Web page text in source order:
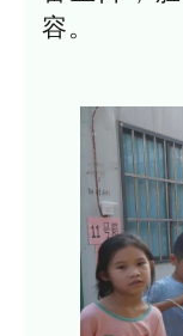
容。